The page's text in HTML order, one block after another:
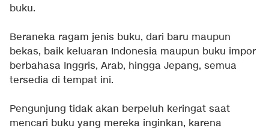
buku.
Beraneka ragam jenis buku, dari baru maupun
bekas, baik keluaran Indonesia maupun buku impor
berbahasa Inggris, Arab, hingga Jepang, semua
tersedia di tempat ini.
Pengunjung tidak akan berpeluh keringat saat
mencari buku yang mereka inginkan, karena